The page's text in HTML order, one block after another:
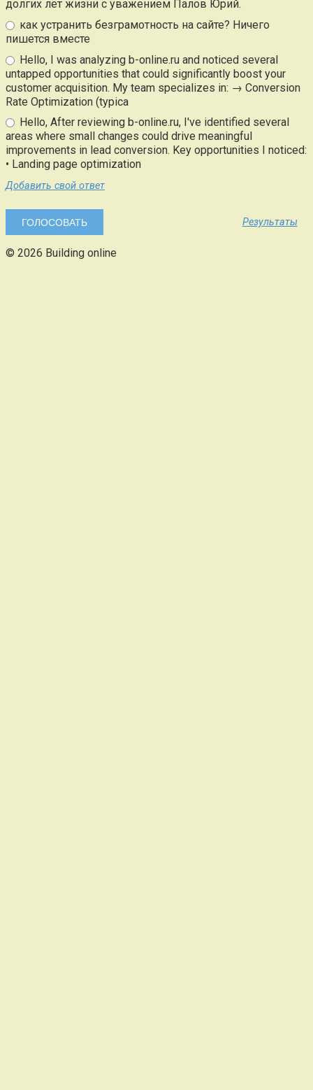
долгих лет жизни с уважением Палов Юрий.
как устранить безграмотность на сайте? Ничего
пишется вместе
Hello, I was analyzing b-online.ru and noticed several
untapped opportunities that could significantly boost your
customer acquisition. My team specializes in: → Conversion
Rate Optimization (typica
Hello, After reviewing b-online.ru, I've identified several
areas where small changes could drive meaningful
improvements in lead conversion. Key opportunities I noticed:
• Landing page optimization
Добавить свой ответ
Результаты
© 2026 Building online